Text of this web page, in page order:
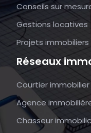
Conseils sur
Gestions locatives
Projets immobiliers
Réseaux
Courtier immobilier
Agence
Chasseur